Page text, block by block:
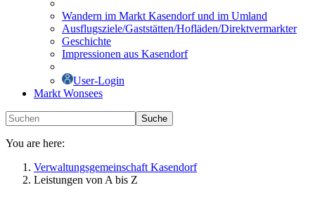
Wandern im Markt Kasendorf und im Umland
Ausflugsziele/Gaststätten/Hofläden/Direktvermarkter
Geschichte
Impressionen aus Kasendorf
User-Login
Markt Wonsees
Suche
You are here:
Verwaltungsgemeinschaft Kasendorf
Leistungen von A bis Z